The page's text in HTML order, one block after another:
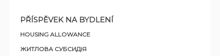
PŘÍSPĚVEK NA BYDLENÍ
HOUSING ALLOWANCE
ЖИТЛОВА СУБСИДІЯ